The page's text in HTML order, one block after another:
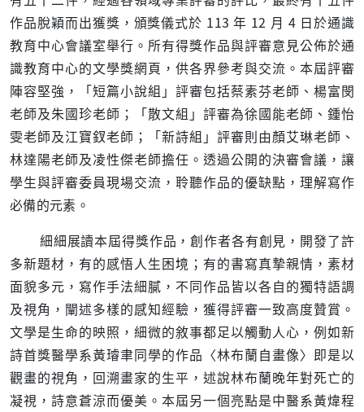
作品脫穎而出獲獎，頒獎儀式於 113 年 12 月 4 日於通識
教育中心會議室舉行。所有得獎作品與評審意見公佈於通
識教育中心的文學獎網頁，供各界參考與交流。本屆評審
陣容堅強，「短篇小說組」評審包括蔡素芬老師、楊富閔
老師及朱國珍老師；「散文組」評審為徐國能老師、鍾怡
雯老師及江寶釵老師；「新詩組」評審則由顏艾琳老師、
林達陽老師及凌性傑老師擔任。透過公開的決審會議，讓
學生與評審委員現場交流，聆聽作品的優缺點，理解寫作
必備的元素。
細細展讀本屆得獎作品，創作者各有創見，開發了許
多新題材，有的感悟人生困境；有的書寫真摯親情，素材
面貌多元，寫作手法細膩，不同作品皆以各自的獨特語調
及視角，闡述多樣的感知經驗，獲得評審一致高度贊賞。
文學是生命的映照，細微的敘事都足以觸動人心，例如新
詩首獎醫學系黃璿聿同學的作品〈林布蘭自畫像〉即是以
觀畫的視角，回溯畫家的生平，述說林布蘭晚年對死亡的
凝視，詩意蒼涼而優美。本屆另一個亮點是中醫系黃煒程